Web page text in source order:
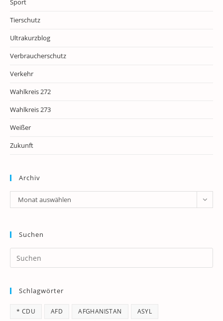
Sport
Tierschutz
Ultrakurzblog
Verbraucherschutz
Verkehr
Wahlkreis 272
Wahlkreis 273
Weißer
Zukunft
Archiv
Archiv
Monat auswählen
Suchen
Schlagwörter
* CDU AFD AFGHANISTAN ASYL